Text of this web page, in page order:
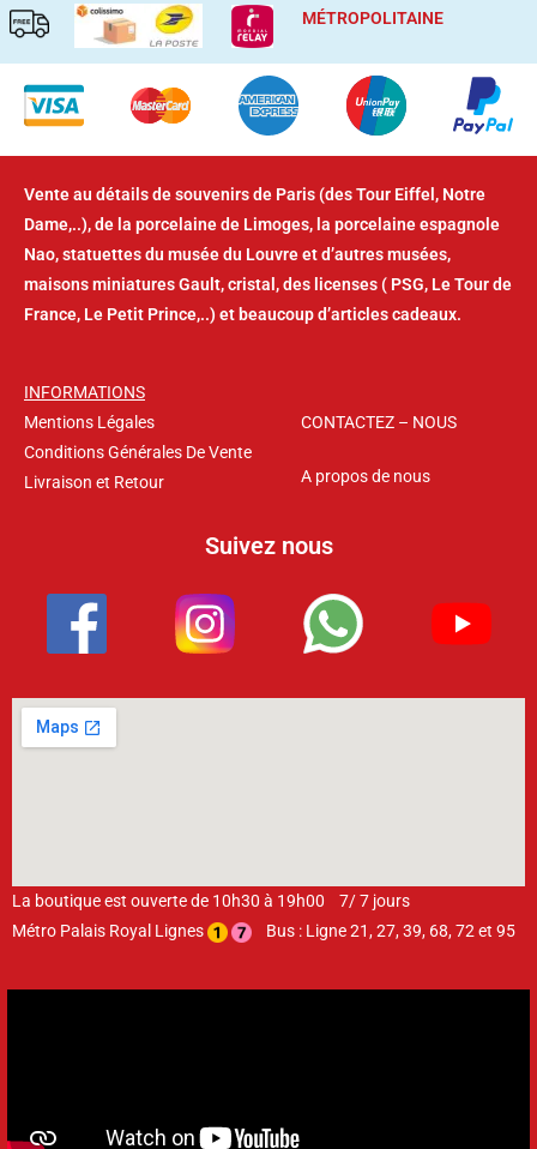
MÉTROPOLITAINE
Vente au détails de souvenirs de Paris (des Tour Eiffel, Notre
Dame,..), de la porcelaine de Limoges, la porcelaine espagnole
Nao, statuettes du musée du Louvre et d’autres musées,
maisons miniatures Gault, cristal, des licenses ( PSG, Le Tour de
France, Le Petit Prince,..) et beaucoup d’articles cadeaux.
INFORMATIONS
Mentions Légales
Conditions Générales De Vente
Livraison et Retour
CONTACTEZ – NOUS
A propos de nous
Suivez nous
La boutique est ouverte de 10h30 à 19h00 7/ 7 jours
Métro Palais Royal Lignes
Bus : Ligne 21, 27, 39, 68, 72 et 95